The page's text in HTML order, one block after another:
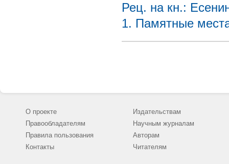
Рец. на кн.:
1. Памятные
О проекте
Правообладателям
Правила пользования
Контакты
Издательствам
Научным журналам
Авторам
Читателям